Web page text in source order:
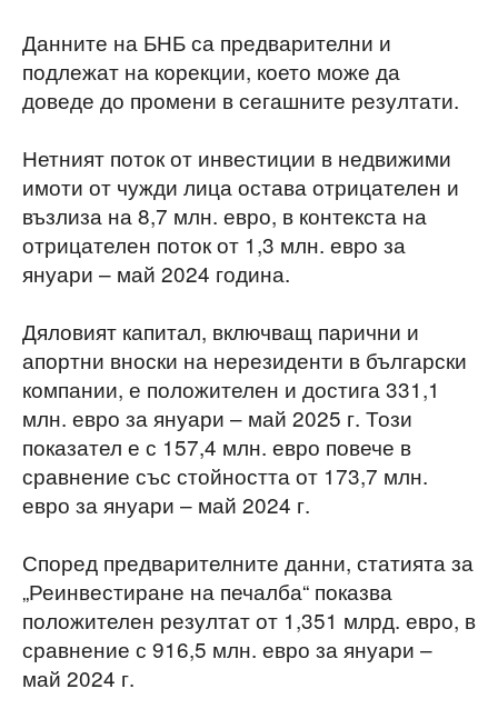
Данните на БНБ са предварителни и
подлежат на корекции, което може да
доведе до промени в сегашните резултати.
Нетният поток от инвестиции в недвижими
имоти от чужди лица остава отрицателен и
възлиза на 8,7 млн. евро, в контекста на
отрицателен поток от 1,3 млн. евро за
януари – май 2024 година.
Дяловият капитал, включващ парични и
апортни вноски на нерезиденти в български
компании, е положителен и достига 331,1
млн. евро за януари – май 2025 г. Този
показател е с 157,4 млн. евро повече в
сравнение със стойността от 173,7 млн.
евро за януари – май 2024 г.
Според предварителните данни, статията за
„Реинвестиране на печалба“ показва
положителен резултат от 1,351 млрд. евро, в
сравнение с 916,5 млн. евро за януари –
май 2024 г.